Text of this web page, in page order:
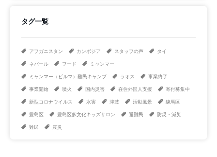
タグ一覧
アフガニスタン カンボジア スタッフの声 タイ
ネパール フード ミャンマー
ミャンマー（ビルマ）難民キャンプ ラオス 事業終了
事業開始 噴火 国内災害 在住外国人支援 寄付募集中
新型コロナウイルス 水害 津波 活動風景 練馬区
豊島区 豊島区多文化キッズサロン 避難民 防災・減災
難民 震災